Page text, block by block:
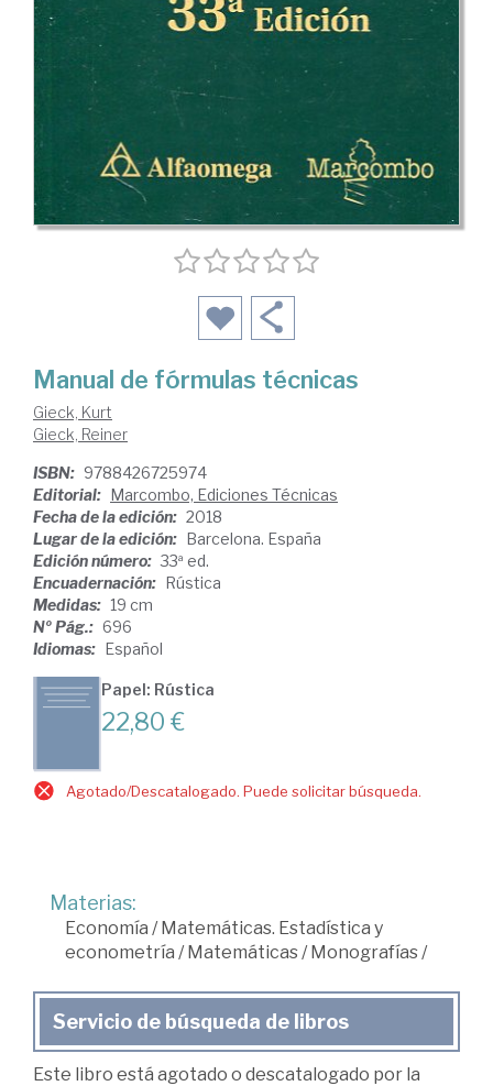
Manual de fórmulas técnicas
Gieck, Kurt
Gieck, Reiner
ISBN: 9788426725974
Editorial: Marcombo, Ediciones Técnicas
Fecha de la edición: 2018
Lugar de la edición: Barcelona. España
Edición número: 33ª ed.
Encuadernación: Rústica
Medidas: 19 cm
Nº Pág.: 696
Idiomas: Español
Papel: Rústica
22,80 €
Agotado/Descatalogado. Puede solicitar búsqueda.
Materias:
Economía /Matemáticas. Estadística y
econometría /Matemáticas/Monografías/
Servicio de búsqueda de libros
Este libro está agotado o descatalogado por la